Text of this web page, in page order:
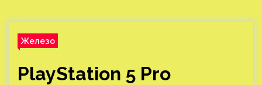
Железо
PlayStation 5 Pro